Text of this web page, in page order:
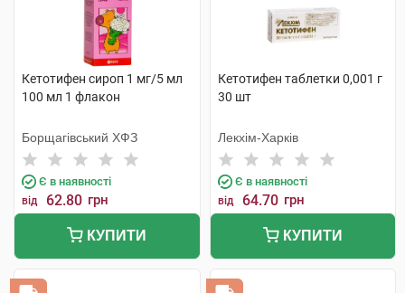
Кетотифен сироп 1 мг/5 мл
100 мл 1 флакон
Борщагівський ХФЗ
Є в наявності
від 62.80 грн
КУПИТИ
Кетотифен таблетки 0,001 г
30 шт
Лекхім-Харків
Є в наявності
від 64.70 грн
КУПИТИ